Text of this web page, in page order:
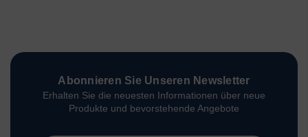
Abonnieren Sie Unseren Newsletter
Erhalten Sie die neuesten Informationen über neue
Produkte und bevorstehende Angebote